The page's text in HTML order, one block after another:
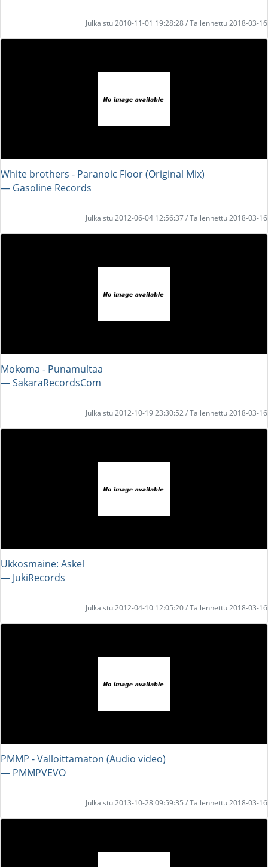
Julkaistu 2010-11-01 19:28:28 / Tallennettu 2018-03-16
White brothers - Paranoic Floor (Original Mix)
― Gasoline Records
Julkaistu 2012-06-04 12:56:37 / Tallennettu 2018-03-16
Mokoma - Punamultaa
― SakaraRecordsCom
Julkaistu 2012-10-19 23:30:52 / Tallennettu 2018-03-16
Ukkosmaine: Askel
― JukiRecords
Julkaistu 2012-04-10 12:05:20 / Tallennettu 2018-03-16
PMMP - Valloittamaton (Audio video)
― PMMPVEVO
Julkaistu 2013-10-28 09:59:35 / Tallennettu 2018-03-16